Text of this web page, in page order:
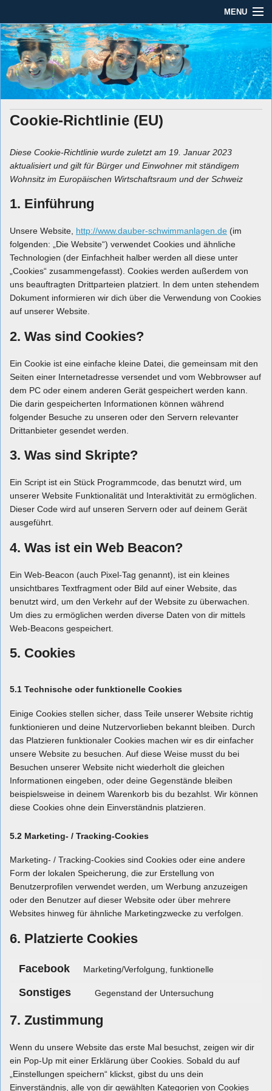
MENU
Dauber Schwimmanlagen GmbH
Leistungen
Service
Produkte
AGBs
Kontakt
Impressum / Datenschutz
Dauber Schwimmanlagen
GmbH
Seit mehr als 45 Jahren im Rhein-Main-Gebiet
Cookie-Richtlinie (EU)
Diese Cookie-Richtlinie wurde zuletzt am 19. Januar 2023
aktualisiert und gilt für Bürger und Einwohner mit ständigem
Wohnsitz im Europäischen Wirtschaftsraum und der Schweiz
1. Einführung
Unsere Website, http://www.dauber-schwimmanlagen.de (im
folgenden: „Die Website“) verwendet Cookies und ähnliche
Technologien (der Einfachheit halber werden all diese unter
„Cookies“ zusammengefasst). Cookies werden außerdem von
uns beauftragten Drittparteien platziert. In dem unten stehendem
Dokument informieren wir dich über die Verwendung von Cookies
auf unserer Website.
2. Was sind Cookies?
Ein Cookie ist eine einfache kleine Datei, die gemeinsam mit den
Seiten einer Internetadresse versendet und vom Webbrowser auf
dem PC oder einem anderen Gerät gespeichert werden kann.
Die darin gespeicherten Informationen können während
folgender Besuche zu unseren oder den Servern relevanter
Drittanbieter gesendet werden.
3. Was sind Skripte?
Ein Script ist ein Stück Programmcode, das benutzt wird, um
unserer Website Funktionalität und Interaktivität zu ermöglichen.
Dieser Code wird auf unseren Servern oder auf deinem Gerät
ausgeführt.
4. Was ist ein Web Beacon?
Ein Web-Beacon (auch Pixel-Tag genannt), ist ein kleines
unsichtbares Textfragment oder Bild auf einer Website, das
benutzt wird, um den Verkehr auf der Website zu überwachen.
Um dies zu ermöglichen werden diverse Daten von dir mittels
Web-Beacons gespeichert.
5. Cookies
5.1 Technische oder funktionelle Cookies
Einige Cookies stellen sicher, dass Teile unserer Website richtig
funktionieren und deine Nutzervorlieben bekannt bleiben. Durch
das Platzieren funktionaler Cookies machen wir es dir einfacher
unsere Website zu besuchen. Auf diese Weise musst du bei
Besuchen unserer Website nicht wiederholt die gleichen
Informationen eingeben, oder deine Gegenstände bleiben
beispielsweise in deinem Warenkorb bis du bezahlst. Wir können
diese Cookies ohne dein Einverständnis platzieren.
5.2 Marketing- / Tracking-Cookies
Marketing- / Tracking-Cookies sind Cookies oder eine andere
Form der lokalen Speicherung, die zur Erstellung von
Benutzerprofilen verwendet werden, um Werbung anzuzeigen
oder den Benutzer auf dieser Website oder über mehrere
Websites hinweg für ähnliche Marketingzwecke zu verfolgen.
6. Platzierte Cookies
Facebook Marketing/Verfolgung, funktionelle
Sonstiges Gegenstand der Untersuchung
7. Zustimmung
Wenn du unsere Website das erste Mal besuchst, zeigen wir dir
ein Pop-Up mit einer Erklärung über Cookies. Sobald du auf
„Einstellungen speichern“ klickst, gibst du uns dein
Einverständnis, alle von dir gewählten Kategorien von Cookies